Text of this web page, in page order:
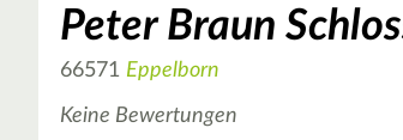
Peter Braun
66571 Eppelborn
Keine Bewertungen